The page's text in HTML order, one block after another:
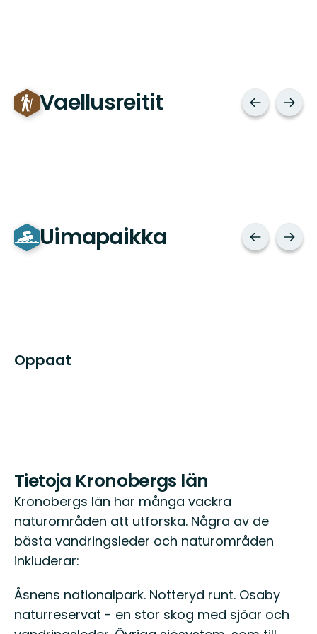
Vaellusreitit
Uimapaikka
Oppaat
Tietoja Kronobergs län
Kronobergs län har många vackra
naturområden att utforska. Några av de
bästa vandringsleder och naturområden
inkluderar:
Åsnens nationalpark. Notteryd runt. Osaby
naturreservat - en stor skog med sjöar och